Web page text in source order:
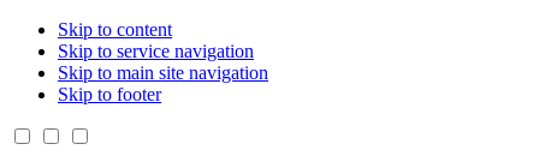
Skip to content
Skip to service navigation
Skip to main site navigation
Skip to footer